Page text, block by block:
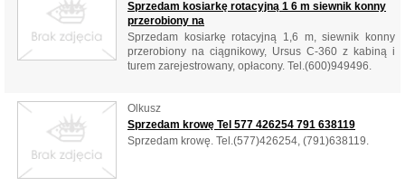
Sprzedam kosiarkę rotacyjną 1 6 m siewnik konny
przerobiony na
Sprzedam kosiarkę rotacyjną 1,6 m, siewnik konny
przerobiony na ciągnikowy, Ursus C-360 z kabiną i
turem zarejestrowany, opłacony. Tel.(600)949496.
Olkusz
Sprzedam krowę Tel 577 426254 791 638119
Sprzedam krowę. Tel.(577)426254, (791)638119.